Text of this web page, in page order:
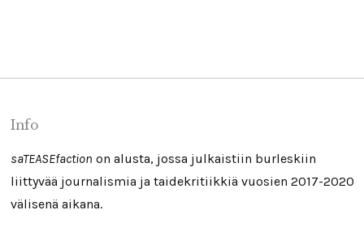
Info
saTEASEfaction on alusta, jossa julkaistiin burleskiin
liittyvää journalismia ja taidekritiikkiä vuosien 2017-2020
välisenä aikana.